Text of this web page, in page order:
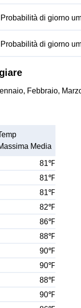
Probabilità di giorno
Probabilità di giorno
Febbraio,
Media
81℉
81℉
81℉
82℉
86℉
88℉
90℉
90℉
88℉
90℉